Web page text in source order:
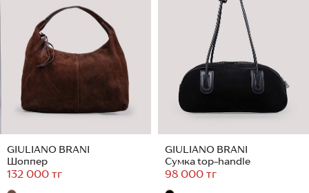
GIULIANO BRANI
Шоппер
132 000 тг
GIULIANO BRANI
Сумка top-handle
98 000 тг